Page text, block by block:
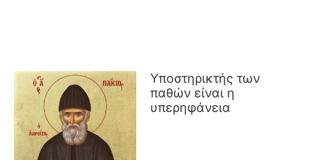
Υποστηρικτής των
παθών είναι η
υπερηφάνεια